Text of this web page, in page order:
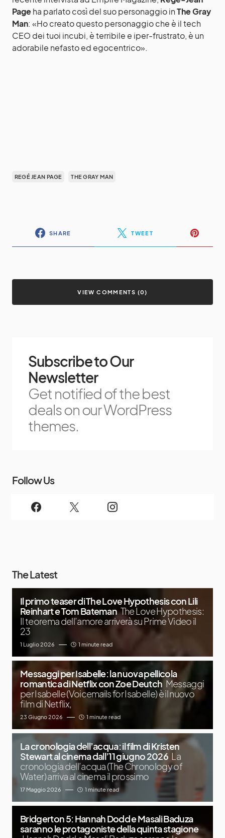
Pageha parlato così del suo personaggio inThe Gray
Man: «Ho creato questo personaggio che è il tech
CEO dei tuoi incubi, è terribile e iper-frustrato, è un
adorabile nefasto ed egocentrico».
REGÉ JEAN PAGE THE GRAY MAN
SHARE TWEET
VIEW COMMENTS (0)
Subscribe to Our
Newsletter
Get notified of the best
deals on our WordPress
themes.
Follow Us
The Latest
Il primo teaser di The Love Hypothesis con Lili
Reinhart e Tom Bateman The Love Hypothesis:
Il teorema dell’amore arriverà su Prime Video il
23
1 Luglio 2026 1 minute read
Messaggi per Isabelle: la nuova pellicola
romantica di Netflix con Zoe Deutch Messaggi
per Isabelle (Voicemails for Isabelle) è il nuovo
film di Netflix,
23 Giugno 2026 1 minute read
La cronologia dell’acqua: il film di Kristen
Stewart al cinema dall’11 giugno 2026 La
cronologia dell’acqua (The Chronology of
Water) arriva al cinema il prossimo
17 Maggio 2026 1 minute read
Bridgerton 5: Hannah Dodd e Masali Baduza
saranno le protagoniste della quinta stagione